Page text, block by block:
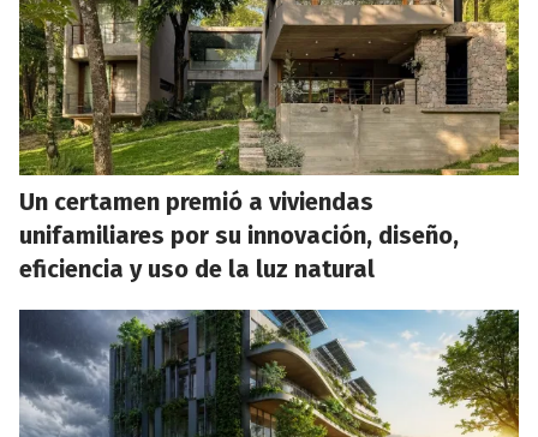
Un certamen premió a viviendas
unifamiliares por su innovación, diseño,
eficiencia y uso de la luz natural